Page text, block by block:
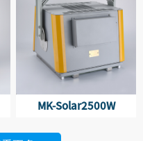
MK-Solar2500W